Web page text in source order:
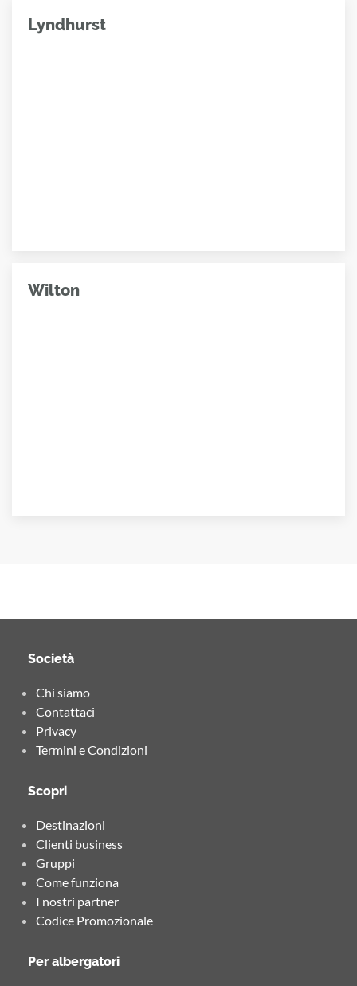
Lyndhurst
Wilton
Società
Chi siamo
Contattaci
Privacy
Termini e Condizioni
Scopri
Destinazioni
Clienti business
Gruppi
Come funziona
I nostri partner
Codice Promozionale
Per albergatori